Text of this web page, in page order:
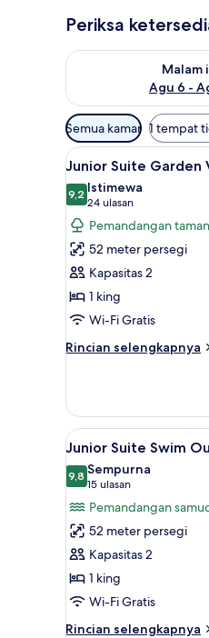
Periksa
Malam
Agu 6 -
Periksa ketersediaan
Filter
tersedia
untuk
kamar
Semua kamar 1 tempat
Lihat
semua
foto
untuk
Junior
Suite
Garden
View
King
6
Junior Suite Garden
9,29,2 dari 10
Istimewa
24 ulasan
(24
ulasan)
Pemandangan taman
52 meter persegi
Kapasitas 2
1 king
Wi-Fi Gratis
Rincian selengkapnya
Rincian
Junior
Suite
Garden
View
King
Lihat
semua
foto
untuk
Junior
Suite
Swim
Out
Ocean
View
9
Junior Suite Swim
9,89,8 dari 10
Sempurna
15 ulasan
(15
ulasan)
Pemandangan
52 meter persegi
Kapasitas 2
1 king
Wi-Fi Gratis
Rincian selengkapnya
Rincian